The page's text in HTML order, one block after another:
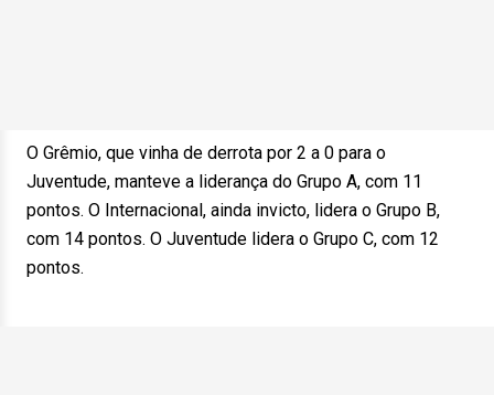
O Grêmio, que vinha de derrota por 2 a 0 para o
Juventude, manteve a liderança do Grupo A, com 11
pontos. O Internacional, ainda invicto, lidera o Grupo B,
com 14 pontos. O Juventude lidera o Grupo C, com 12
pontos.